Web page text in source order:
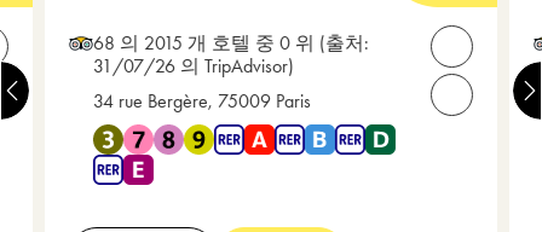
12 , 지하철 13 , 지하철 14 , RER A , RER E 근처에 있음
락처 열기
화해 주세요: +33(0) 1 42 65 15 15
68 의 2015 개 호텔 중 0 위 (출처:
31/07/26 의 TripAdvisor)
34 rue Bergère, 75009 Paris
지하철 3 , 지하철 7 , 지하철 8 , 지하철 9 , RER A , RER
연락처 열
전화해